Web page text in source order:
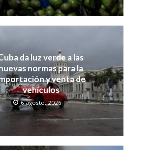
da luz verde a las
normas para la
y venta de
vehículos
6 agosto, 2026